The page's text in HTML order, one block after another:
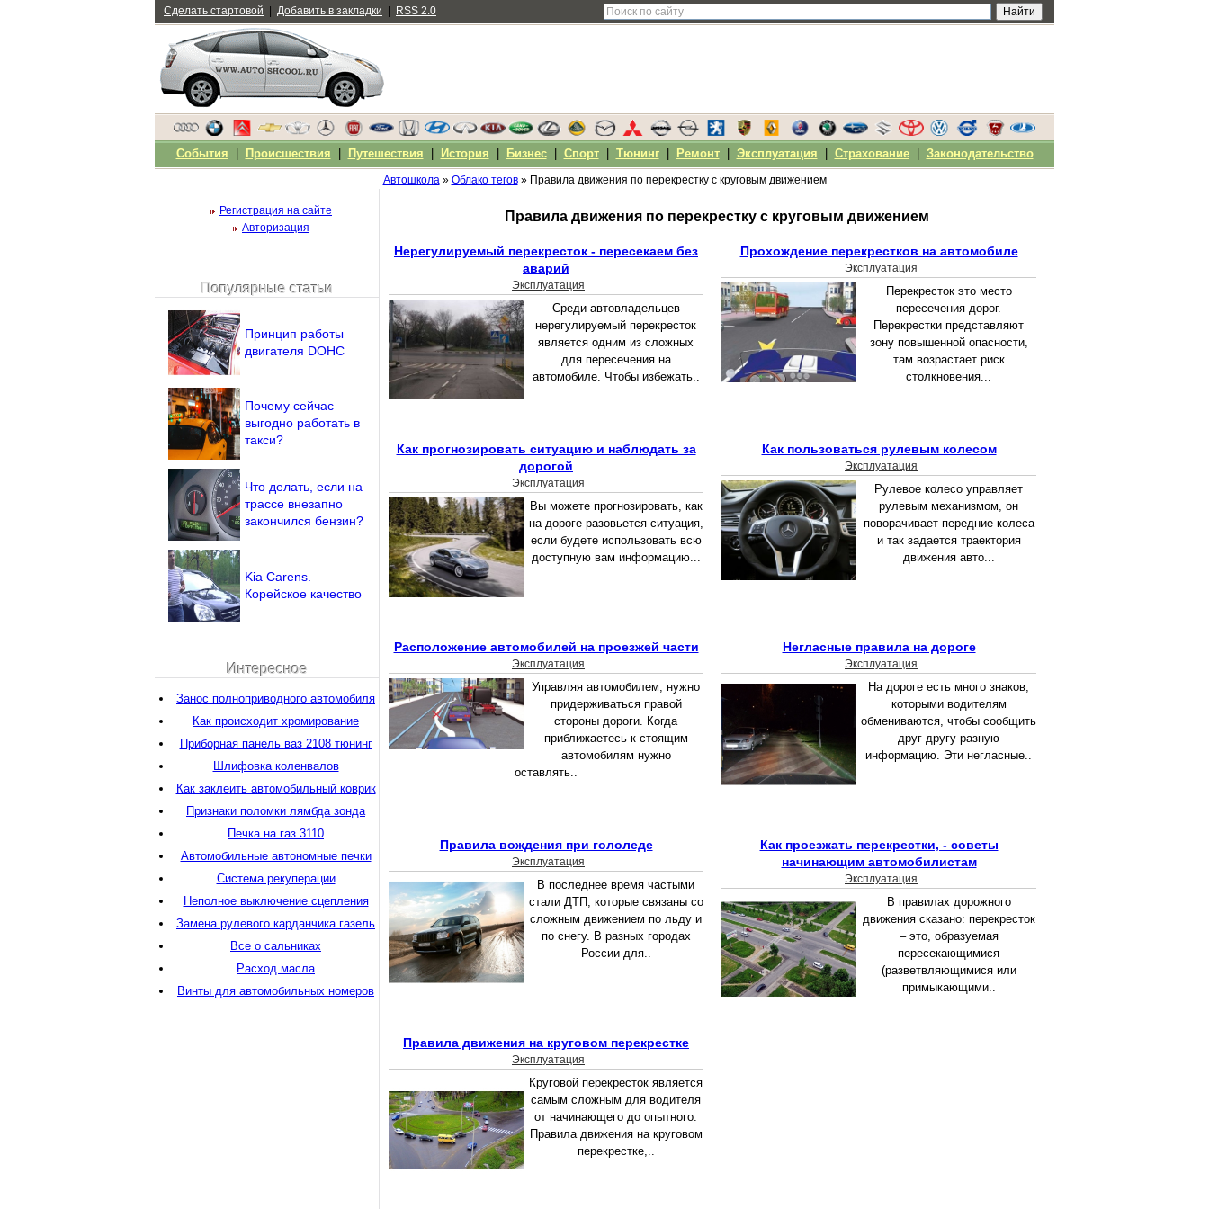
Автошкола» Облако тегов» Правила движения по перекрестку с круговым движением
Правила движения по перекрестку с круговым движением
Нерегулируемый перекресток - пересекаем без
аварий
Эксплуатация
Среди автовладельцев
нерегулируемый перекресток
является одним из сложных
для пересечения на
автомобиле. Чтобы избежать..
Прохождение перекрестков на автомобиле
Эксплуатация
Перекресток это место
пересечения дорог.
Перекрестки представляют
зону повышенной опасности,
там возрастает риск
столкновения...
Как прогнозировать ситуацию и наблюдать за
дорогой
Эксплуатация
Вы можете прогнозировать, как
на дороге разовьется ситуация,
если будете использовать всю
доступную вам информацию...
Как пользоваться рулевым колесом
Эксплуатация
Рулевое колесо управляет
рулевым механизмом, он
поворачивает передние колеса
и так задается траектория
движения авто...
Расположение автомобилей на проезжей части
Эксплуатация
Управляя автомобилем, нужно
придерживаться правой
стороны дороги. Когда
приближаетесь к стоящим
автомобилям нужно
оставлять..
Негласные правила на дороге
Эксплуатация
На дороге есть много знаков,
которыми водителям
обмениваются, чтобы сообщить
друг другу разную
информацию. Эти негласные..
Правила вождения при гололеде
Эксплуатация
В последнее время частыми
стали ДТП, которые связаны со
сложным движением по льду и
по снегу. В разных городах
России для..
Как проезжать перекрестки, - советы
начинающим автомобилистам
Эксплуатация
В правилах дорожного
движения сказано: перекресток
– это, образуемая
пересекающимися
(разветвляющимися или
примыкающими..
Правила движения на круговом перекрестке
Эксплуатация
Круговой перекресток является
самым сложным для водителя
от начинающего до опытного.
Правила движения на круговом
перекрестке,..
Регистрация на сайте
Авторизация
Напомнить пароль?
Популярные статьи
Принцип работы
двигателя DOHC
Почему сейчас
выгодно работать в
такси?
Что делать, если на
трассе внезапно
закончился бензин?
Kia Carens.
Корейское качество
Интересное
Занос полноприводного автомобиля
Как происходит хромирование
Приборная панель ваз 2108 тюнинг
Шлифовка коленвалов
Как заклеить автомобильный коврик
Признаки поломки лямбда зонда
Печка на газ 3110
Автомобильные автономные печки
Система рекуперации
Неполное выключение сцепления
Замена рулевого карданчика газель
Все о сальниках
Расход масла
Винты для автомобильных номеров
Сделать стартовой Добавить в закладки RSS 2.0
События Происшествия Путешествия История Бизнес| Спорт| Тюнинг| Ремонт| Эксплуатация Страхование| Законодательство